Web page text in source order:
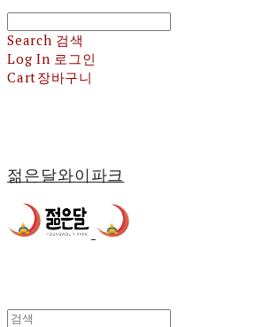
Search 검색
Log In 로그인
Cart장바구니
젊은달와이파크